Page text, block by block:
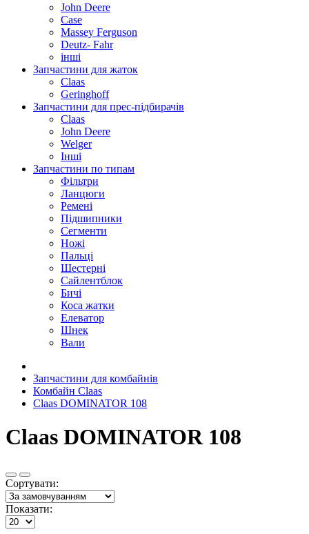
John Deere
Case
Massey Ferguson
Deutz- Fahr
інші
Запчастини для жаток
Claas
Geringhoff
Запчастини для прес-підбирачів
Claas
John Deere
Welger
Інші
Запчастини по типам
Фільтри
Ланцюги
Ремені
Підшипники
Сегменти
Ножі
Пальці
Шестерні
Сайлентблок
Бичі
Коса жатки
Елеватор
Шнек
Вали
Запчастини для комбайнів
Комбайн Claas
Claas DOMINATOR 108
Claas DOMINATOR 108
Сортувати:
Показати: